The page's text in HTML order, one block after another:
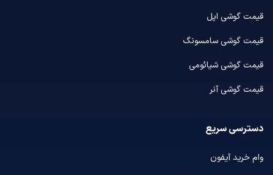
قیمت گوشی اپل
قیمت گوشی سامسونگ
قیمت گوشی شیائومی
قیمت گوشی آنر
دسترسی سریع
وام خرید آیفون